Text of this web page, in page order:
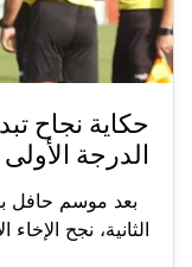
حكاية نجاح
الدرجة الأولى
بعد موسم حافل
الثانية، نجح